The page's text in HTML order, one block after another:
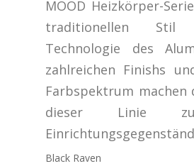
MOOD Heizkörper-
traditionellen
Technologie des
zahlreichen Finishs
Farbspektrum machen
dieser Linie
Black Raven